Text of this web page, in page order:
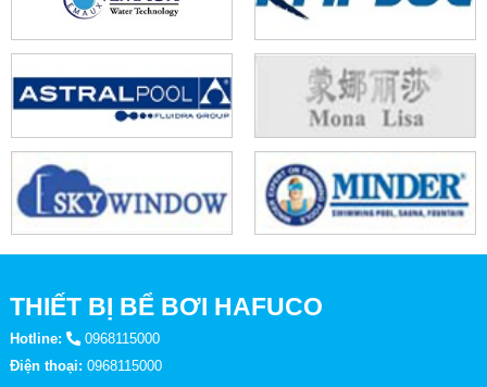
THIẾT BỊ BỂ BƠI HAFUCO
Hotline:
0968115000
Điện thoại: 0968115000